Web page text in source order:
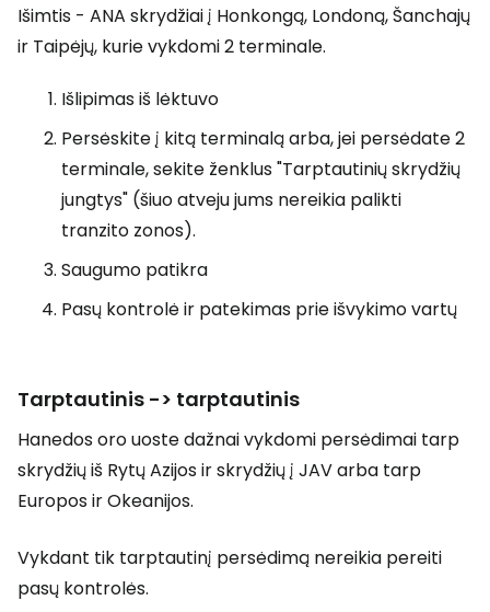
Išimtis - ANA skrydžiai į Honkongą, Londoną, Šanchajų
ir Taipėjų, kurie vykdomi 2 terminale.
Išlipimas iš lėktuvo
Persėskite į kitą terminalą arba, jei persėdate 2
terminale, sekite ženklus "Tarptautinių skrydžių
jungtys" (šiuo atveju jums nereikia palikti
tranzito zonos).
Saugumo patikra
Pasų kontrolė ir patekimas prie išvykimo vartų
Tarptautinis -> tarptautinis
Hanedos oro uoste dažnai vykdomi persėdimai tarp
skrydžių iš Rytų Azijos ir skrydžių į JAV arba tarp
Europos ir Okeanijos.
Vykdant tik tarptautinį persėdimą nereikia pereiti
pasų kontrolės.